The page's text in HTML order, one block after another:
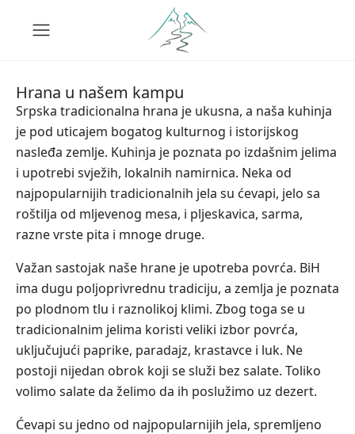
Hrana u našem kampu
Srpska tradicionalna hrana je ukusna, a naša kuhinja
je pod uticajem bogatog kulturnog i istorijskog
nasleđa zemlje. Kuhinja je poznata po izdašnim jelima
i upotrebi svježih, lokalnih namirnica. Neka od
najpopularnijih tradicionalnih jela su ćevapi, jelo sa
roštilja od mljevenog mesa, i pljeskavica, sarma,
razne vrste pita i mnoge druge.
Važan sastojak naše hrane je upotreba povrća. BiH
ima dugu poljoprivrednu tradiciju, a zemlja je poznata
po plodnom tlu i raznolikoj klimi. Zbog toga se u
tradicionalnim jelima koristi veliki izbor povrća,
uključujući paprike, paradajz, krastavce i luk. Ne
postoji nijedan obrok koji se služi bez salate. Toliko
volimo salate da želimo da ih poslužimo uz dezert.
Ćevapi su jedno od najpopularnijih jela, spremljeno